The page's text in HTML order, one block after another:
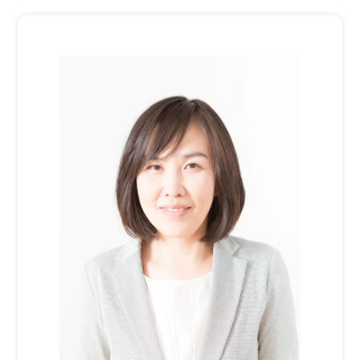
ADMINISTRATIVE SCRIVENER CORPORATION
キークレア行政書士法人
建設業関連サポート
ワンストップ士業サポート
キークレア社会保険労務士法人